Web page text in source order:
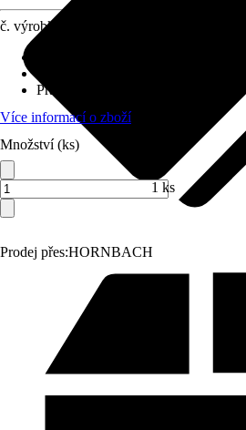
Prodej přes:HORNBACH
č. výrobku
Pratelné
Více informací o zboží
Množství (ks)
1 ks